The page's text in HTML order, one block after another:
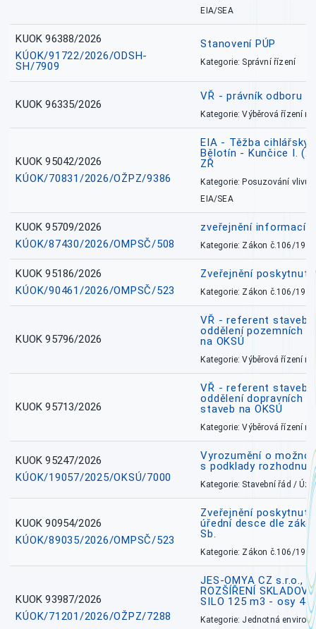
EIA/SEA
KUOK 96388/2026
KÚOK/91722/2026/ODSH-
SH/7909
Stanovení PÚP
Kategorie: Správní řízení
KUOK 96335/2026
VŘ - právník odboru
Kategorie: Výběrová řízení
KUOK 95042/2026
KÚOK/70831/2026/OŽPZ/9386
EIA - Těžba
Bělotín - Kunčice I.
ZŘ
Kategorie: Posuzování vlivů
EIA/SEA
KUOK 95709/2026
KÚOK/87430/2026/OMPSČ/508
zveřejnění informací
Kategorie: Zákon č.106/1999
KUOK 95186/2026
KÚOK/90461/2026/OMPSČ/523
Zveřejnění
Kategorie: Zákon č.106/1999
KUOK 95796/2026
VŘ - referent
oddělení pozemních
na OKSÚ
Kategorie: Výběrová řízení
KUOK 95713/2026
VŘ - referent
oddělení dopravních
staveb na OKSÚ
Kategorie: Výběrová řízení
KUOK 95247/2026
KÚOK/19057/2025/OKSÚ/7000
Vyrozumění o
s podklady rozhodnutí
Kategorie: Stavební řád /
KUOK 90954/2026
KÚOK/89035/2026/OMPSČ/523
Zveřejnění
úřední desce dle
Sb.
Kategorie: Zákon č.106/1999
KUOK 93987/2026
KÚOK/71201/2026/OŽPZ/7288
JES-OMYA CZ s.r.o.,
ROZŠÍŘENÍ
SILO 125 m3 - osy
Kategorie: Jednotná